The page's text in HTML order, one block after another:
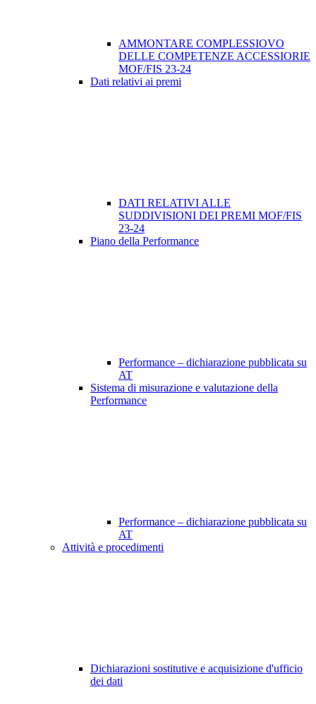
AMMONTARE COMPLESSIOVO
DELLE COMPETENZE ACCESSIORIE
MOF/FIS 23-24
Dati relativi ai premi
DATI RELATIVI ALLE
SUDDIVISIONI DEI PREMI MOF/FIS
23-24
Piano della Performance
Performance – dichiarazione pubblicata su
AT
Sistema di misurazione e valutazione della
Performance
Performance – dichiarazione pubblicata su
AT
Attività e procedimenti
Dichiarazioni sostitutive e acquisizione d'ufficio
dei dati